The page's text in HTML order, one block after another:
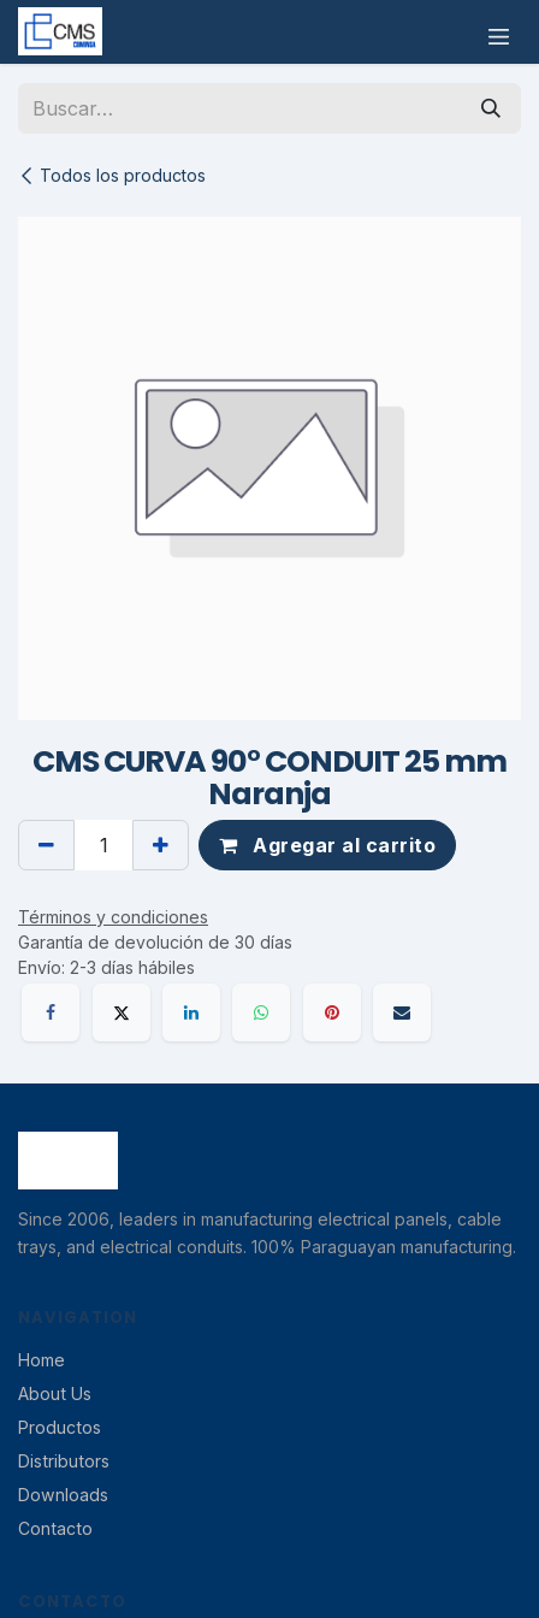
Ir al contenido
Todos los productos
CMS CURVA 90° CONDUIT 25 mm
Naranja
Agregar al carrito
Términos y condiciones
Garantía de devolución de 30 días
Envío: 2-3 días hábiles
Since 2006, leaders in manufacturing electrical panels, cable
trays, and electrical conduits. 100% Paraguayan manufacturing.
NAVIGATION
Home
About Us
Productos
Distributors
Downloads
Contacto
CONTACTO